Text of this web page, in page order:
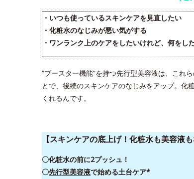
・いつも使っているスキンケアを見直したい
・化粧水のなじみが悪い気がする
・ワンランク上のケアをしたいけれど、何をし
“ブースター機能”を持つ先行型美容液は、これ
とで、後続のスキンケアのなじみをアップ。化
くれるんです。
【スキンケアの底上げ！化粧水も美容液も
〇化粧水の前に2プッシュ！
〇先行型美容液で始める土台ケア*